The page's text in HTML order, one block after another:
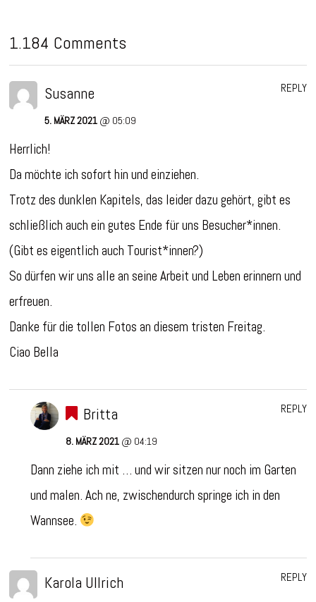
1.184 Comments
Susanne
5. MÄRZ 2021 @ 05:09
Herrlich!
Da möchte ich sofort hin und einziehen.
Trotz des dunklen Kapitels, das leider dazu gehört, gibt es
schließlich auch ein gutes Ende für uns Besucher*innen.
(Gibt es eigentlich auch Tourist*innen?)
So dürfen wir uns alle an seine Arbeit und Leben erinnern und
erfreuen.
Danke für die tollen Fotos an diesem tristen Freitag.
Ciao Bella
REPLY
Britta
8. MÄRZ 2021@ 04:19
Dann ziehe ich mit … und wir sitzen nur noch im Garten
und malen. Ach ne, zwischendurch springe ich in den
Wannsee.
REPLY
Karola Ullrich REPLY